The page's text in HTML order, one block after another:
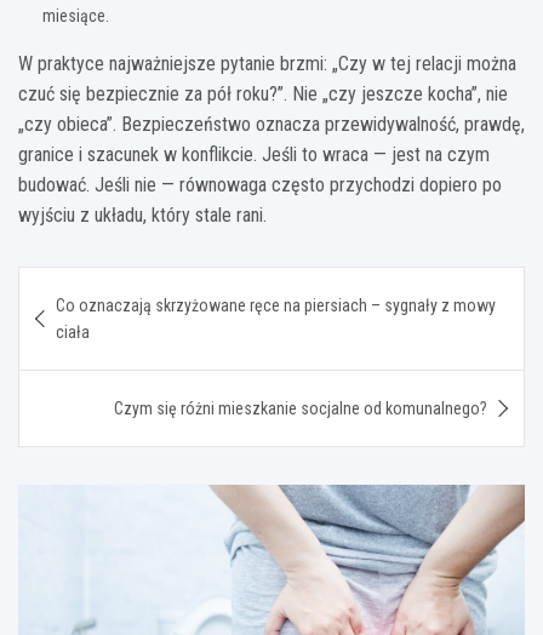
miesiące.
W praktyce najważniejsze pytanie brzmi: „Czy w tej relacji można
czuć się bezpiecznie za pół roku?”. Nie „czy jeszcze kocha”, nie
„czy obieca”. Bezpieczeństwo oznacza przewidywalność, prawdę,
granice i szacunek w konflikcie. Jeśli to wraca — jest na czym
budować. Jeśli nie — równowaga często przychodzi dopiero po
wyjściu z układu, który stale rani.
wpisu
Co oznaczają skrzyżowane ręce na piersiach – sygnały z mowy
ciała
Czym się różni mieszkanie socjalne od komunalnego?